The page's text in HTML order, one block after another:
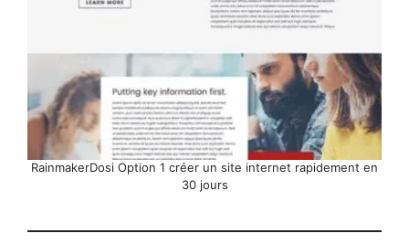
RainmakerDosi Option 1 créer un site internet rapidement en
30 jours